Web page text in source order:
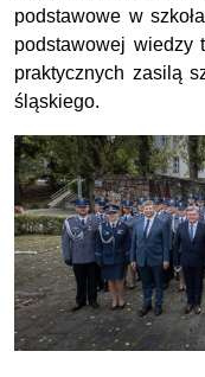
podstawowe w
podstawowej wiedzy
praktycznych zasilą
śląskiego.